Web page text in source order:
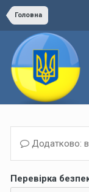
Головна
Додатково:
Перевірка